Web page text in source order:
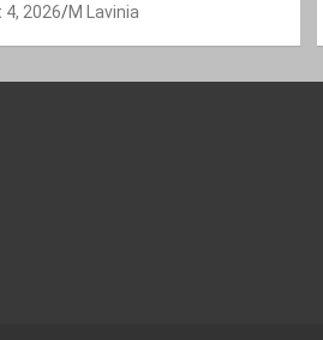
2026 M Lavinia